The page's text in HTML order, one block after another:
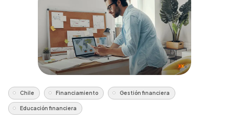
Chile Financiamiento Gestión financiera
Educación financiera